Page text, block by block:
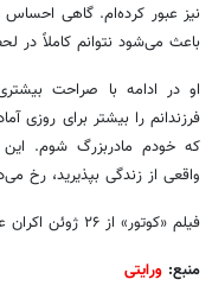
نیز عبور کرده‌ام. گاهی
باعث می‌شود نتوانم کاملاً در
او در ادامه با صراحت
فرزندانم را بیشتر برای روزی
که خودم مادربزرگ شوم.
واقعی از زندگی بپذیرید، رخ
فیلم «کوتور» از ۲۶ ژوئن اکران عمومی خود را در سینماها آغاز خواهد کرد.
منبع: ورایتی